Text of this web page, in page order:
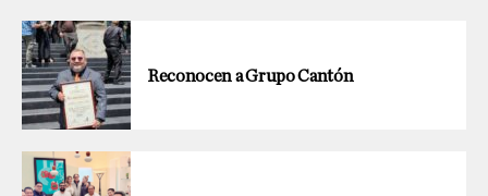
Reconocen a Grupo Cantón